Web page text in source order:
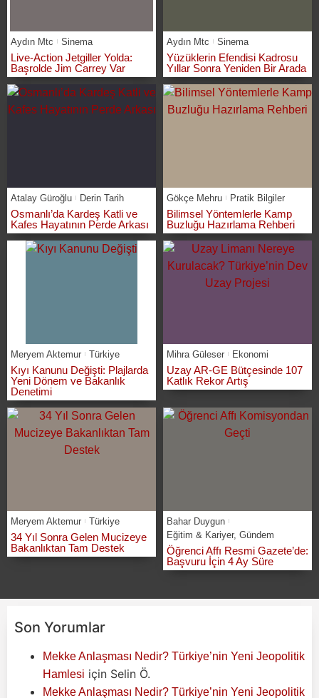
Aydın Mtc Sinema
Live-Action Jetgiller Yolda:
Başrolde Jim Carrey Var
Aydın Mtc Sinema
Yüzüklerin Efendisi Kadrosu
Yıllar Sonra Yeniden Bir Arada
Atalay Güroğlu Derin Tarih
Osmanlı’da Kardeş Katli ve
Kafes Hayatının Perde Arkası
Gökçe Mehru Pratik Bilgiler
Bilimsel Yöntemlerle Kamp
Buzluğu Hazırlama Rehberi
Meryem Aktemur Türkiye
Kıyı Kanunu Değişti: Plajlarda
Yeni Dönem ve Bakanlık
Denetimi
Mihra Güleser Ekonomi
Uzay AR-GE Bütçesinde 107
Katlık Rekor Artış
Meryem Aktemur Türkiye
34 Yıl Sonra Gelen Mucizeye
Bakanlıktan Tam Destek
Bahar Duygun
Eğitim & Kariyer, Gündem
Öğrenci Affı Resmi Gazete’de:
Başvuru İçin 4 Ay Süre
Son Yorumlar
Mekke Anlaşması Nedir? Türkiye’nin Yeni Jeopolitik
Hamlesi için Selin Ö.
Mekke Anlaşması Nedir? Türkiye’nin Yeni Jeopolitik